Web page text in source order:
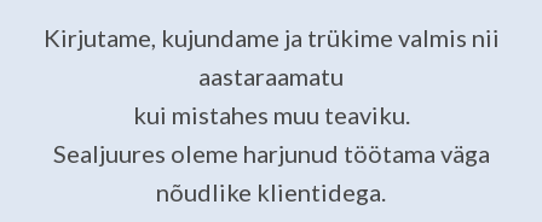
Kirjutame, kujundame ja trükime valmis nii
aastaraamatu
kui mistahes muu teaviku.
Sealjuures oleme harjunud töötama väga
nõudlike klientidega.